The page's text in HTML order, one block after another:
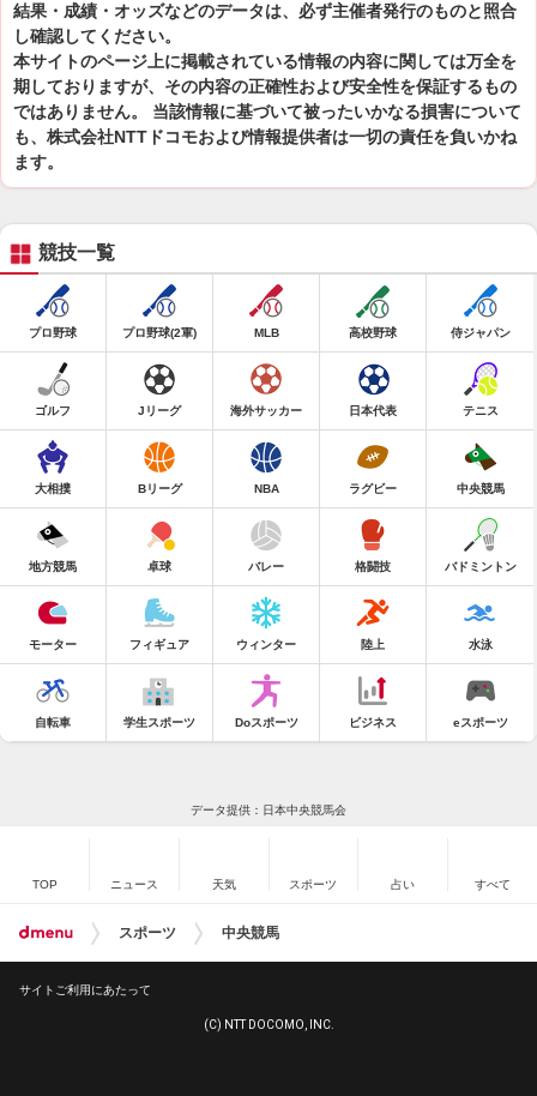
結果・成績・オッズなどのデータは、必ず主催者発行のものと照合
し確認してください。
本サイトのページ上に掲載されている情報の内容に関しては万全を
期しておりますが、その内容の正確性および安全性を保証するもの
ではありません。 当該情報に基づいて被ったいかなる損害について
も、株式会社NTTドコモおよび情報提供者は一切の責任を負いかね
ます。
競技一覧
プロ野球 プロ野球(2軍) MLB 高校野球 侍ジャパン
ゴルフ Jリーグ 海外サッカー 日本代表 テニス
大相撲 Bリーグ NBA ラグビー 中央競馬
地方競馬 卓球 バレー 格闘技 バドミントン
モーター フィギュア ウィンター 陸上 水泳
自転車 学生スポーツ Doスポーツ ビジネス eスポーツ
データ提供：日本中央競馬会
TOP ニュース 天気 スポーツ 占い すべて
スポーツ 中央競馬
サイトご利用にあたって
(C) NTT DOCOMO, INC.